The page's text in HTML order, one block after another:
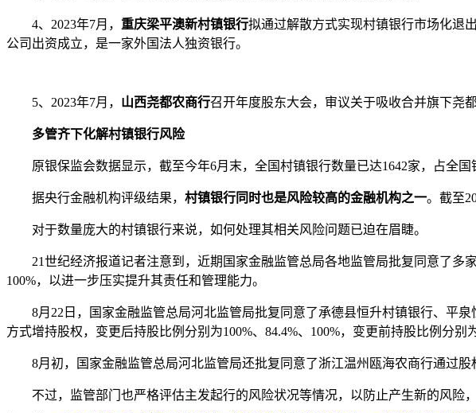
4、2023年7月， 重庆梁平澳新村镇银行拟通过解散方式实现村镇银行市场化退
公司出资成立，是一家外国法人独资银行。
5、2023年7月， 山西尧都农商行召开年度股东大会，审议关于吸收合并旗下尧
多管齐下化解村镇银行风险
原银保监会数据显示，截至今年6月末，全国村镇银行数量已达1642家，占全国
据央行金融机构评级结果， 村镇银行同时也是风险较高的金融机构之一。截至
对于数量庞大的村镇银行来说，如何处理其相关风险问题已迫在眉睫。
21世纪经济报道记者注意到，近期国家金融监管总局各地监管局批复同意了多
100%，以进一步压实提升其责任和管理能力。
8月22日，国家金融监管总局河北监管局批复同意了承德县恒升村镇银行、平泉
方式增持股权，变更后持股比例分别为100%、84.4%、100%，变更前持股比例分别为
8月初，国家金融监管总局河北监管局还批复同意了浙江温州瓯海农商行通过股
不过，监管部门也严格评估主发起行的风险状况等情况，以防止产生新的风险